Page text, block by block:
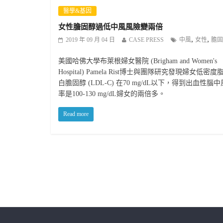
醫學&基因
女性膽固醇過低中風風險變兩倍
2019 年 09 月 04 日 CASE PRESS 中風, 女性, 膽
美國哈佛大學布萊根婦女醫院 (Brigham and Women's
Hospital) Pamela Rist博士與團隊研究發現婦女低密度
白膽固醇 (LDL-C) 在70 mg/dL以下，得到出血性腦中
率是100-130 mg/dL婦女的兩倍多。
Read more